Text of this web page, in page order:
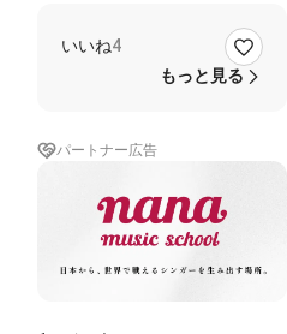
それぞれの未来へと 旅立
って行くんだね
その背中に 夢の翼(はね)が
どこかで 希望の鐘が鳴り
私たちに明日の自由と 勇
気をくれるわ
桜の花びらたちが咲く頃
どこかで 誰かがきっと祈
いいね4
もっと見る
パートナー広告